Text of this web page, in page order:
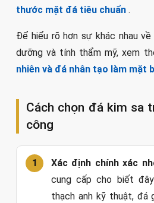
thước mặt đá tiêu chuẩn .
Để hiểu rõ hơn sự khác nhau
dưỡng và tính thẩm mỹ, xem
nhiên và đá nhân tạo làm mặt
Cách chọn đá kim sa
công
Xác định chính xác
cung cấp cho biết
thạch anh kỹ thuật, đá